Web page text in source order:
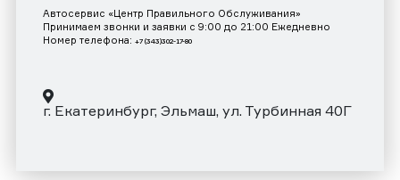
Автосервис «Центр Правильного Обслуживания»
Принимаем звонки и заявки с 9:00 до 21:00 Ежедневно
Номер телефона: +7 (343)302-17-80
г. Екатеринбург, Эльмаш, ул. Турбинная 40Г